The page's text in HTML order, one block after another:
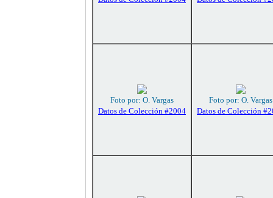
Foto por: O. Vargas
Datos de Colección #2004
Foto por: O. Vargas
Datos de Colección